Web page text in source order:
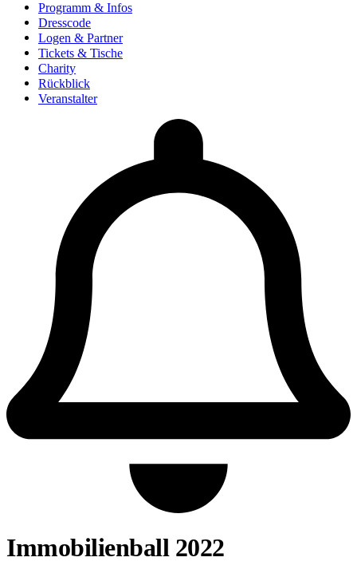
Programm & Infos
Dresscode
Logen & Partner
Tickets & Tische
Charity
Rückblick
Veranstalter
Immobilienball 2022